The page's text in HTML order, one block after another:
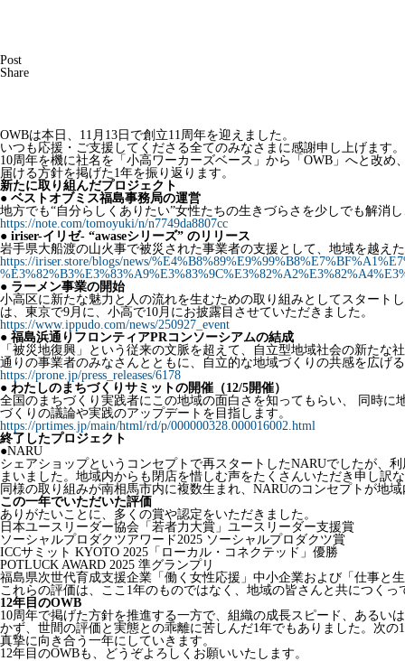
Post
Share
OWBは本日、11月13日で創立11周年を迎えました。
いつも応援・ご支援してくださる全てのみなさまに感謝申し上げます。
10周年を機に社名を「小高ワーカーズベース」から「OWB」へと改
届ける方針を掲げた1年を振り返ります。
新たに取り組んだプロジェクト
● ベストオブミス福島事務局の運営
地方でも“自分らしくありたい”女性たちの生きづらさを少しでも解消
https://note.com/tomoyuki/n/n7749da8807cc
● iriser-イリゼ- “awaseシリーズ” のリリース
岩手県大船渡の山火事で被災された事業者の支援として、地域を越え
https://iriser.store/blogs/news/
● ラーメン事業の開始
小高区に新たな魅力と人の流れを生むための取り組みとしてスタート
は、東京で9月に、小高で10月にお披露目させていただきました。
https://www.ippudo.com/news/250927_event
● 福島浜通りフロンティアPRコンソーシアムの結成
「被災地復興」という従来の文脈を超えて、自立型地域社会の新た
通りの事業者のみなさんとともに、自立的な地域づくりの共感を広げ
https://prone.jp/press_releases/6178
● わたしのまちづくりサミットの開催（12/5開催）
全国のまちづくり実践者にこの地域の面白さを知ってもらい、 同時
づくりの議論や実践のアップデートを目指します。
https://prtimes.jp/main/html/rd/p/000000328.000016002.html
終了したプロジェクト
●NARU
シェアショップというコンセプトで再スタートしたNARUでしたが、
まいました。地域内からも閉店を惜しむ声をたくさんいただき申し訳
同様の取り組みが南相馬市内に複数生まれ、NARUのコンセプトが地
この一年でいただいた評価
ありがたいことに、多くの賞や認定をいただきました。
日本ユースリーダー協会「若者力大賞」ユースリーダー支援賞
ソーシャルプロダクツアワード2025 ソーシャルプロダクツ賞
ICCサミット KYOTO 2025「ローカル・コネクテッド」優勝
POTLUCK AWARD 2025 準グランプリ
福島県次世代育成支援企業「働く女性応援」中小企業および「仕事と
これらの評価は、ここ1年のものではなく、地域の皆さんと共につくっ
12年目のOWB
10周年で掲げた方針を推進する一方で、組織の成長スピード、あるい
かず、世間の評価と実態との乖離に苦しんだ1年でもありました。次
真摯に向き合う一年にしていきます。
12年目のOWBも、どうぞよろしくお願いいたします。